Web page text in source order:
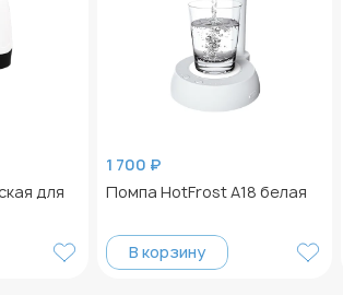
для
1 700 ₽
Помпа HotFrost А18 белая
В корзину